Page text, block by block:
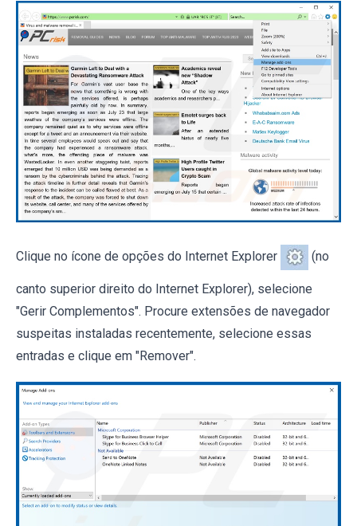
Clique no ícone de opções do Internet Explorer (no
canto superior direito do Internet Explorer), selecione
"Gerir Complementos". Procure extensões de navegador
suspeitas instaladas recentemente, selecione essas
entradas e clique em "Remover".